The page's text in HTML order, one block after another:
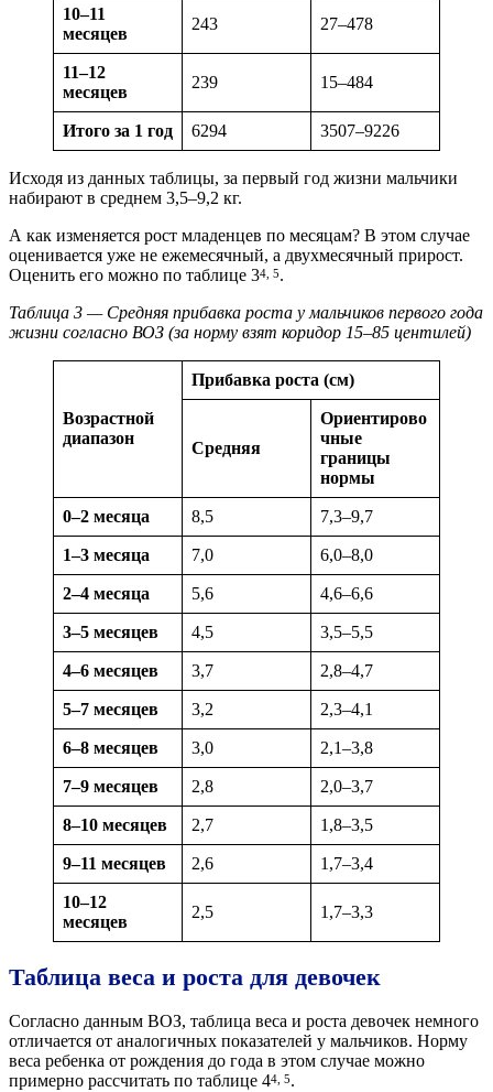
10–11
месяцев
243 27–478
11–12
месяцев
239 15–484
Итого за 1 год 6294 3507–9226
Исходя из данных таблицы, за первый год жизни мальчики
набирают в среднем 3,5–9,2 кг.
А как изменяется рост младенцев по месяцам? В этом случае
оценивается уже не ежемесячный, а двухмесячный прирост.
Оценить его можно по таблице 34, 5.
Таблица 3 — Средняя прибавка роста у мальчиков первого года
жизни согласно ВОЗ (за норму взят коридор 15–85 центилей)
Возрастной
диапазон
Прибавка роста (см)
Средняя
Ориентирово
чные
границы
нормы
0–2 месяца 8,5 7,3–9,7
1–3 месяца 7,0 6,0–8,0
2–4 месяца 5,6 4,6–6,6
3–5 месяцев 4,5 3,5–5,5
4–6 месяцев 3,7 2,8–4,7
5–7 месяцев 3,2 2,3–4,1
6–8 месяцев 3,0 2,1–3,8
7–9 месяцев 2,8 2,0–3,7
8–10 месяцев 2,7 1,8–3,5
9–11 месяцев 2,6 1,7–3,4
10–12
месяцев
2,5 1,7–3,3
Таблица веса и роста для девочек
Согласно данным ВОЗ, таблица веса и роста девочек немного
отличается от аналогичных показателей у мальчиков. Норму
веса ребенка от рождения до года в этом случае можно
примерно рассчитать по таблице 44, 5.